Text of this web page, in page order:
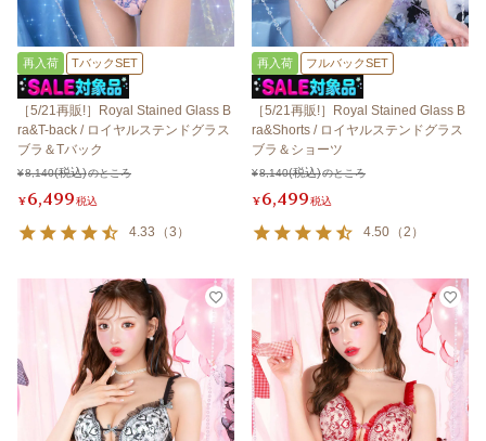
再入荷 TバックSET
［5/21再販!］Royal Stained Glass B
ra&T-back / ロイヤルステンドグラス
ブラ＆Tバック
¥8,140 のところ
¥6,499税込
4.33 （3 ）
再入荷 フルバックSET
［5/21再販!］Royal Stained Glass B
ra&Shorts / ロイヤルステンドグラス
ブラ＆ショーツ
¥8,140 のところ
¥6,499税込
4.50 （2 ）